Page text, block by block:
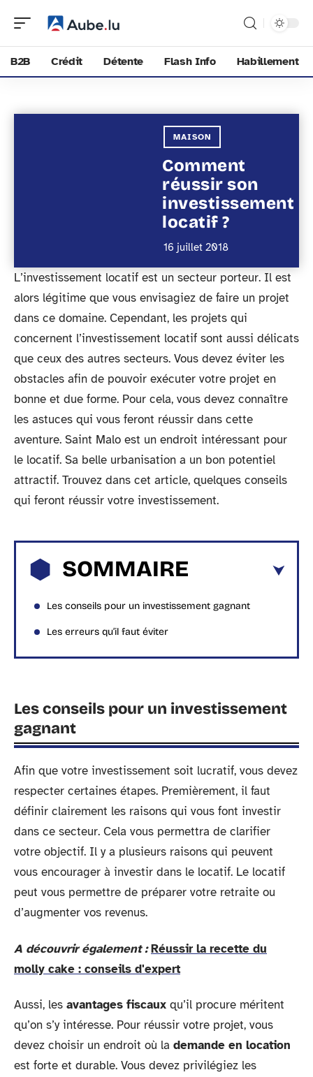
B2B Crédit Détente Flash Info Habillement
MAISON
Comment
réussir son
investissement
locatif ?
16 juillet 2018
L’investissement locatif est un secteur porteur. Il est
alors légitime que vous envisagiez de faire un projet
dans ce domaine. Cependant, les projets qui
concernent l’investissement locatif sont aussi délicats
que ceux des autres secteurs. Vous devez éviter les
obstacles afin de pouvoir exécuter votre projet en
bonne et due forme. Pour cela, vous devez connaître
les astuces qui vous feront réussir dans cette
aventure. Saint Malo est un endroit intéressant pour
le locatif. Sa belle urbanisation a un bon potentiel
attractif. Trouvez dans cet article, quelques conseils
qui feront réussir votre investissement.
SOMMAIRE
Les conseils pour un investissement gagnant
Les erreurs qu’il faut éviter
Les conseils pour un investissement
gagnant
Afin que votre investissement soit lucratif, vous devez
respecter certaines étapes. Premièrement, il faut
définir clairement les raisons qui vous font investir
dans ce secteur. Cela vous permettra de clarifier
votre objectif. Il y a plusieurs raisons qui peuvent
vous encourager à investir dans le locatif. Le locatif
peut vous permettre de préparer votre retraite ou
d’augmenter vos revenus.
A découvrir également : Réussir la recette du
molly cake : conseils d'expert
Aussi, les avantages fiscaux qu’il procure méritent
qu’on s’y intéresse. Pour réussir votre projet, vous
devez choisir un endroit où la demande en location
est forte et durable. Vous devez privilégiez les